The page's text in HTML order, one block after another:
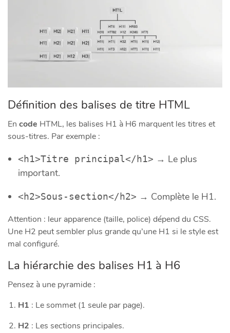
Définition des balises de titre HTML
En code HTML, les balises H1 à H6 marquent les titres et
sous-titres. Par exemple :
<h1>Titre principal</h1> → Le plus
important.
<h2>Sous-section</h2> → Complète le H1.
Attention : leur apparence (taille, police) dépend du CSS.
Une H2 peut sembler plus grande qu’une H1 si le style est
mal configuré.
La hiérarchie des balises H1 à H6
Pensez à une pyramide :
H1 : Le sommet (1 seule par page).
H2 : Les sections principales.